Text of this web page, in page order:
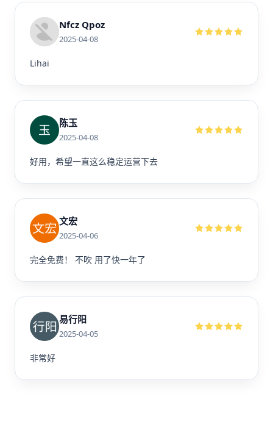
Nfcz Qpoz
2025-04-08
Lihai
陈玉
2025-04-08
好用，希望一直这么稳定运营下去
文宏
2025-04-06
完全免费！ 不吹 用了快一年了
易行阳
2025-04-05
非常好